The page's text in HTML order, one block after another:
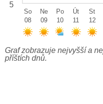
5
So
08
Ne
09
Po
10
Út
11
St
12
Graf zobrazuje nejvyšší a
příštích dnů.